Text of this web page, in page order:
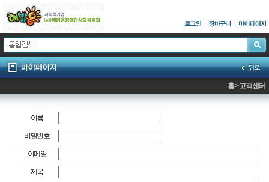
홈 > 고객센터
이름
비밀번호
이메일
제목